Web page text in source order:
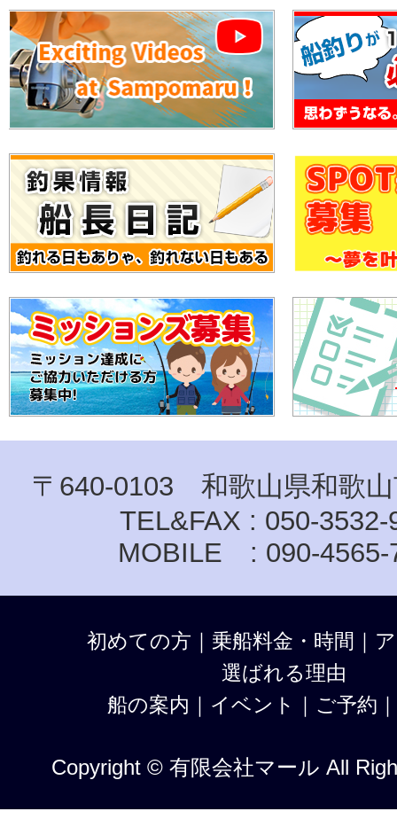
〒640-0103 和歌山県和歌山
TEL&FAX : 050-3532-
MOBILE : 090-4565-
初めての方 ｜ 乗船料金・時間 ｜
選ばれる理由
船の案内 ｜ イベント ｜ ご予約 ｜
Copyright © 有限会社マール All